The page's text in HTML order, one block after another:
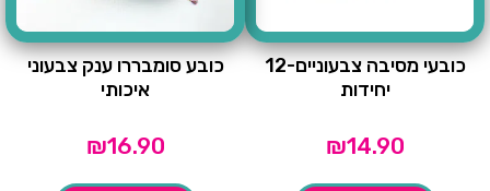
כובעי מסיבה צבעוניים-12
יחידות
₪14.90
כובע סומבררו ענק צבעוני
איכותי
₪16.90